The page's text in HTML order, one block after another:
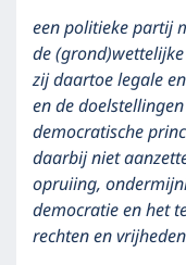
een politieke partij
de
zij daartoe legale
en de
democratische
daarbij niet
opruiing,
democratie en het
rechten en